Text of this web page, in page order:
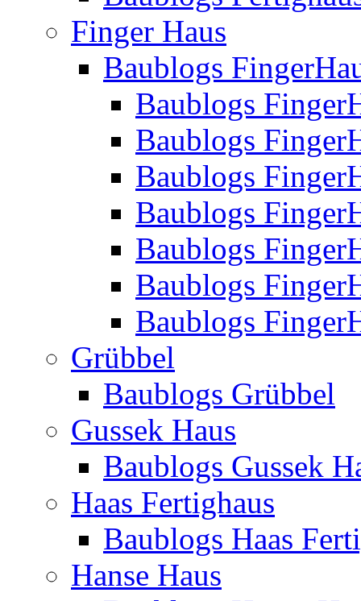
Finger Haus
Baublogs
Baublogs
Baublogs
Baublogs
Baublogs
Baublogs
Baublogs
Baublogs
Grübbel
Baublogs Grübbel
Gussek Haus
Baublogs Gussek
Haas Fertighaus
Baublogs Haas
Hanse Haus